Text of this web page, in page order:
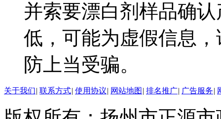
并索要漂白剂样品确
低，可能为虚假信息
防上当受骗。
关于我们| 联系方式| 使用协议| 网站地图 | 排名推广| 广告服务|